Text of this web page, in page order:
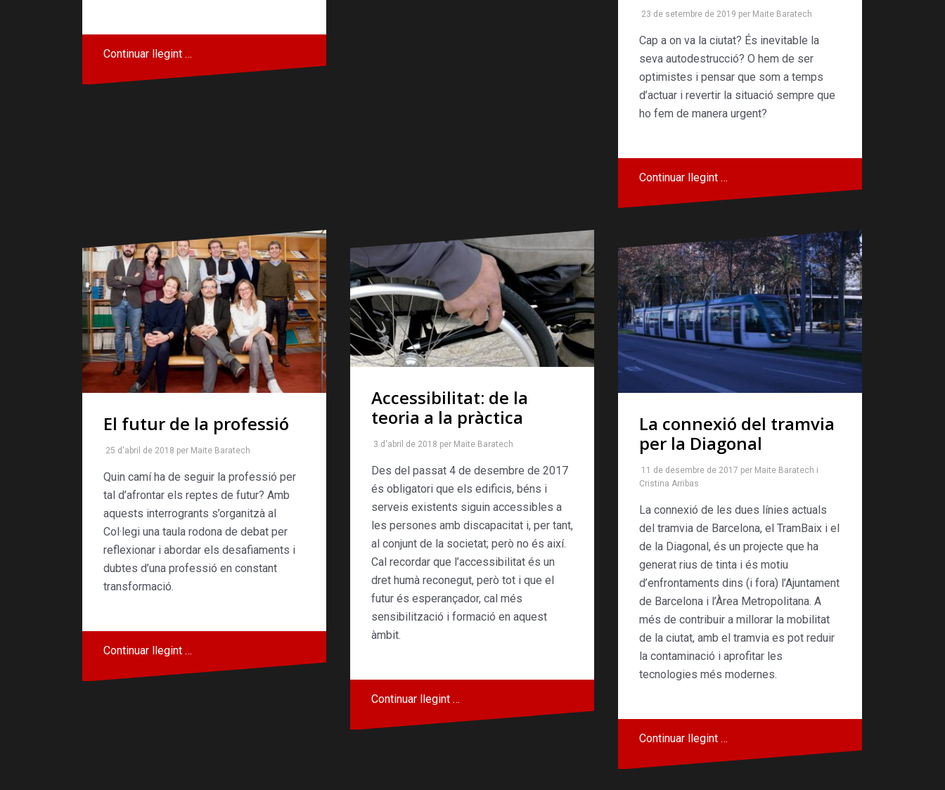
Continuar llegint …
23 de setembre de 2019 per Maite Baratech
Cap a on va la ciutat? És ine­vitable la
seva autodestruc­ció? O hem de ser
optimistes i pensar que som a temps
d’actuar i revertir la situació sempre que
ho fem de manera urgent?
Continuar llegint …
El futur de la professió
25 d'abril de 2018 per Maite Baratech
Quin camí ha de seguir la professió per
tal d’afrontar els reptes de futur? Amb
aquests interrogrants s’organitzà al
Col·legi una taula rodona de debat per
reflexionar i abordar els desafiaments i
dubtes d’una professió en constant
transformació.
Continuar llegint …
Accessibilitat: de la
teoria a la pràctica
3 d'abril de 2018 per Maite Baratech
Des del passat 4 de desembre de 2017
és obligatori que els edificis, béns i
serveis existents siguin accessibles a
les persones amb discapacitat i, per tant,
al conjunt de la societat; però no és així.
Cal recordar que l’accessibilitat és un
dret humà reconegut, però tot i que el
futur és esperançador, cal més
sensibilització i formació en aquest
àmbit.
Continuar llegint …
La connexió del tramvia
per la Diagonal
11 de desembre de 2017 per Maite Baratech i
Cristina Arribas
La connexió de les dues línies actuals
del tramvia de Barcelona, el TramBaix i el
de la Diagonal, és un projecte que ha
generat rius de tinta i és motiu
d’enfrontaments dins (i fora) l’Ajuntament
de Barcelona i l’Àrea Metropolitana. A
més de contribuir a millorar la mobilitat
de la ciutat, amb el tramvia es pot reduir
la contaminació i aprofitar les
tecnologies més modernes.
Continuar llegint …